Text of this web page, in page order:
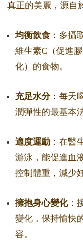
真正的美麗，源自
均衡飲食 ：多攝
維生素C（促進
化）的食物。
充足水分：每天
潤彈性的最基本
適度運動 ：在醫
游泳，能促進血
控制體重，減少
擁抱身心變化：
變化，保持愉快
容。